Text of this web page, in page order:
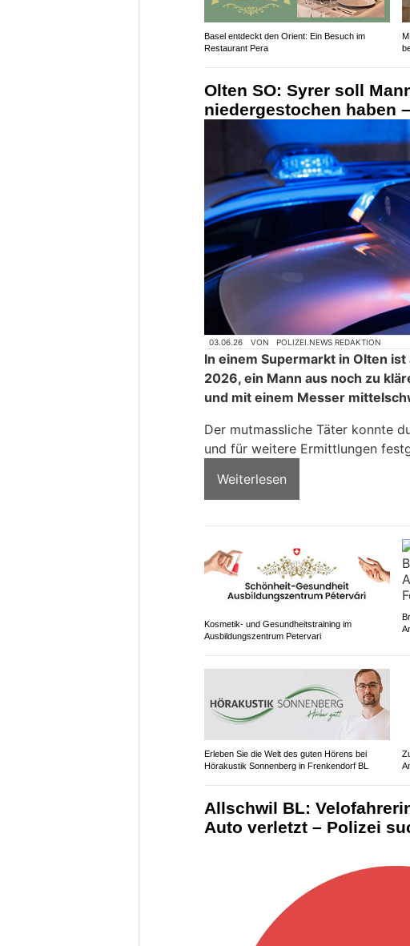
Basel entdeckt den Orient: Ein Besuch im
Restaurant Pera
Olten SO: Syrer soll
niedergestochen haben
03.06.26 VON POLIZEI.NEWS REDAKTION
In einem Supermarkt in Olten
2026, ein Mann aus noch zu
und mit einem Messer
Der mutmassliche Täter konnte
und für weitere Ermittlungen
Weiterlesen
Kosmetik- und Gesundheitstraining im
Ausbildungszentrum Petervari
Erleben Sie die Welt des guten Hörens bei
Hörakustik Sonnenberg in Frenkendorf BL
Allschwil BL:
Auto verletzt – Polizei